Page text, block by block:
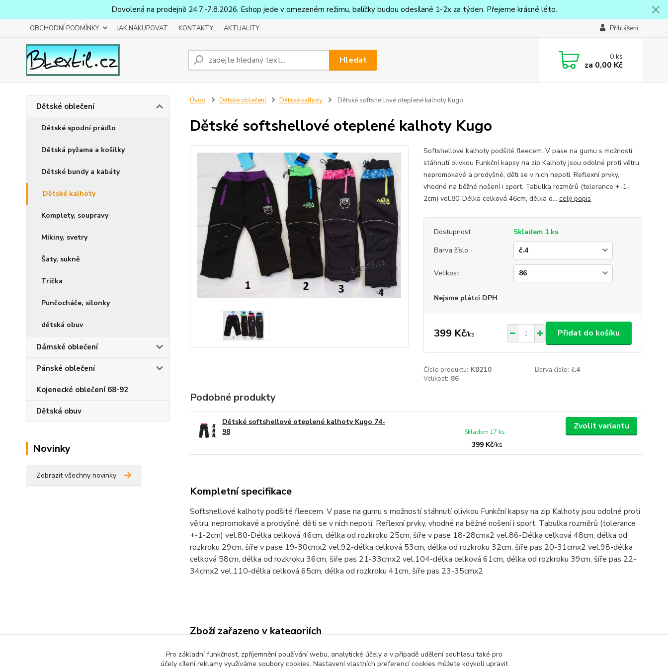
Dovolená na prodejně 24.7.-7.8.2026. Eshop jede v omezeném režimu, balíčky budou odesílané 1-2x za týden. Přejeme krásné léto.
OBCHODNÍ PODMÍNKY JAK NAKUPOVAT KONTAKTY AKTUALITY Přihlášení
Hledat 0ks
za 0,00 Kč
Dětské oblečení
Dětské spodní prádlo
Dětská pyžama a košilky
Dětské bundy a kabáty
Dětské kalhoty
Komplety, soupravy
Mikiny, svetry
Šaty, sukně
Trička
Punčocháče, silonky
dětská obuv
Dámské oblečení
Pánské oblečení
Kojenecké oblečení 68-92
Dětská obuv
Novinky
Zobrazit všechny novinky
Úvod Dětské oblečení Dětské kalhoty Dětské softshellové oteplené kalhoty Kugo
Dětské softshellové oteplené kalhoty Kugo
Softshellové kalhoty podšité fleecem. V pase na gumu s možností
stáhnutí olivkou Funkční kapsy na zip Kalhoty jsou odolné proti větru,
nepromokavé a prodyšné, děti se v nich nepotí. Reflexní prvky,
vhodné na běžné nošení i sport. Tabulka rozměrů (tolerance +-1-
2cm) vel.80-Délka celková 46cm, délka o... celý popis
Dostupnost
Skladem 1 ks
Barva číslo
Velikost
Nejsme plátci DPH
399 Kč/ks Přidat do košíku
Číslo produktu: KB210 Barva číslo: č.4
Velikost: 86
Podobné produkty
Dětské softshellové oteplené kalhoty Kugo 74-
98
399 Kč/ks
Skladem 17 ks
Zvolit variantu
Kompletní specifikace
Softshellové kalhoty podšité fleecem. V pase na gumu s možností stáhnutí olivkou Funkční kapsy na zip Kalhoty jsou odolné proti
větru, nepromokavé a prodyšné, děti se v nich nepotí. Reflexní prvky, vhodné na běžné nošení i sport. Tabulka rozměrů (tolerance
+-1-2cm) vel.80-Délka celková 46cm, délka od rozkroku 25cm, šíře v pase 18-28cmx2 vel.86-Délka celková 48cm, délka od
rozkroku 29cm, šíře v pase 19-30cmx2 vel.92-délka celková 53cm, délka od rozkroku 32cm, šíře pas 20-31cmx2 vel.98-délka
celková 58cm, délka od rozkroku 36cm, šíře pas 21-33cmx2 vel.104-délka celková 61cm, délka od rozkroku 39cm, šíře pas 22-
34cmx2 vel.110-délka celková 65cm, délka od rozkroku 41cm, šíře pas 23-35cmx2
Zboží zařazeno v kategoriích
Dětské oblečení Kojenecké oblečení 68-92 Dětské kalhoty
Pro základní funkčnost, zpříjemnění používání webu, analytické účely a v případě udělení souhlasu také pro
účely cílení reklamy využíváme soubory cookies. Nastavení vlastních preferencí cookies můžete kdykoli upravit